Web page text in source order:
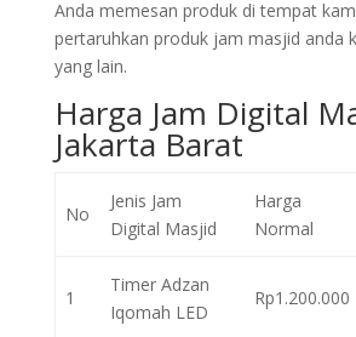
Anda memesan produk di tempat
pertaruhkan produk jam masjid anda
yang lain.
Harga Jam Digital
Jakarta Barat
No
Jenis Jam
Digital Masjid
Harga
Normal
1
Timer Adzan
Iqomah LED
Rp1.200.000